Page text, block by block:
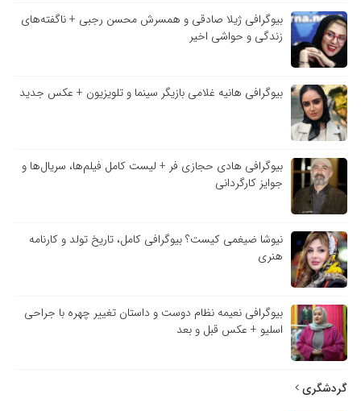
بیوگرافی ژیلا صادقی و همسرش محسن رجبی + ناگفته‌های
زندگی و حواشی اخیر
بیوگرافی هانیه غلامی بازیگر سینما و تلویزیون + عکس جدید
بیوگرافی هادی حجازی فر + لیست کامل فیلم‌ها، سریال‌ها و
جوایز کارگردانی
نیوشا ضیغمی کیست؟ بیوگرافی کامل، تاریخ تولد و کارنامه
هنری
بیوگرافی نعیمه نظام دوست و داستان تغییر چهره با جراحی
اسلیو + عکس قبل و بعد
گردشگری